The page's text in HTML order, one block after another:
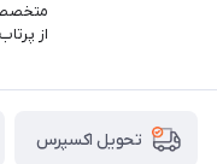
از
تحویل اکسپرس